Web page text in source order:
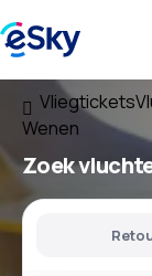
Vliegtickets
Wenen
Zoek